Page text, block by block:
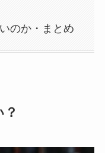
のか・まとめ